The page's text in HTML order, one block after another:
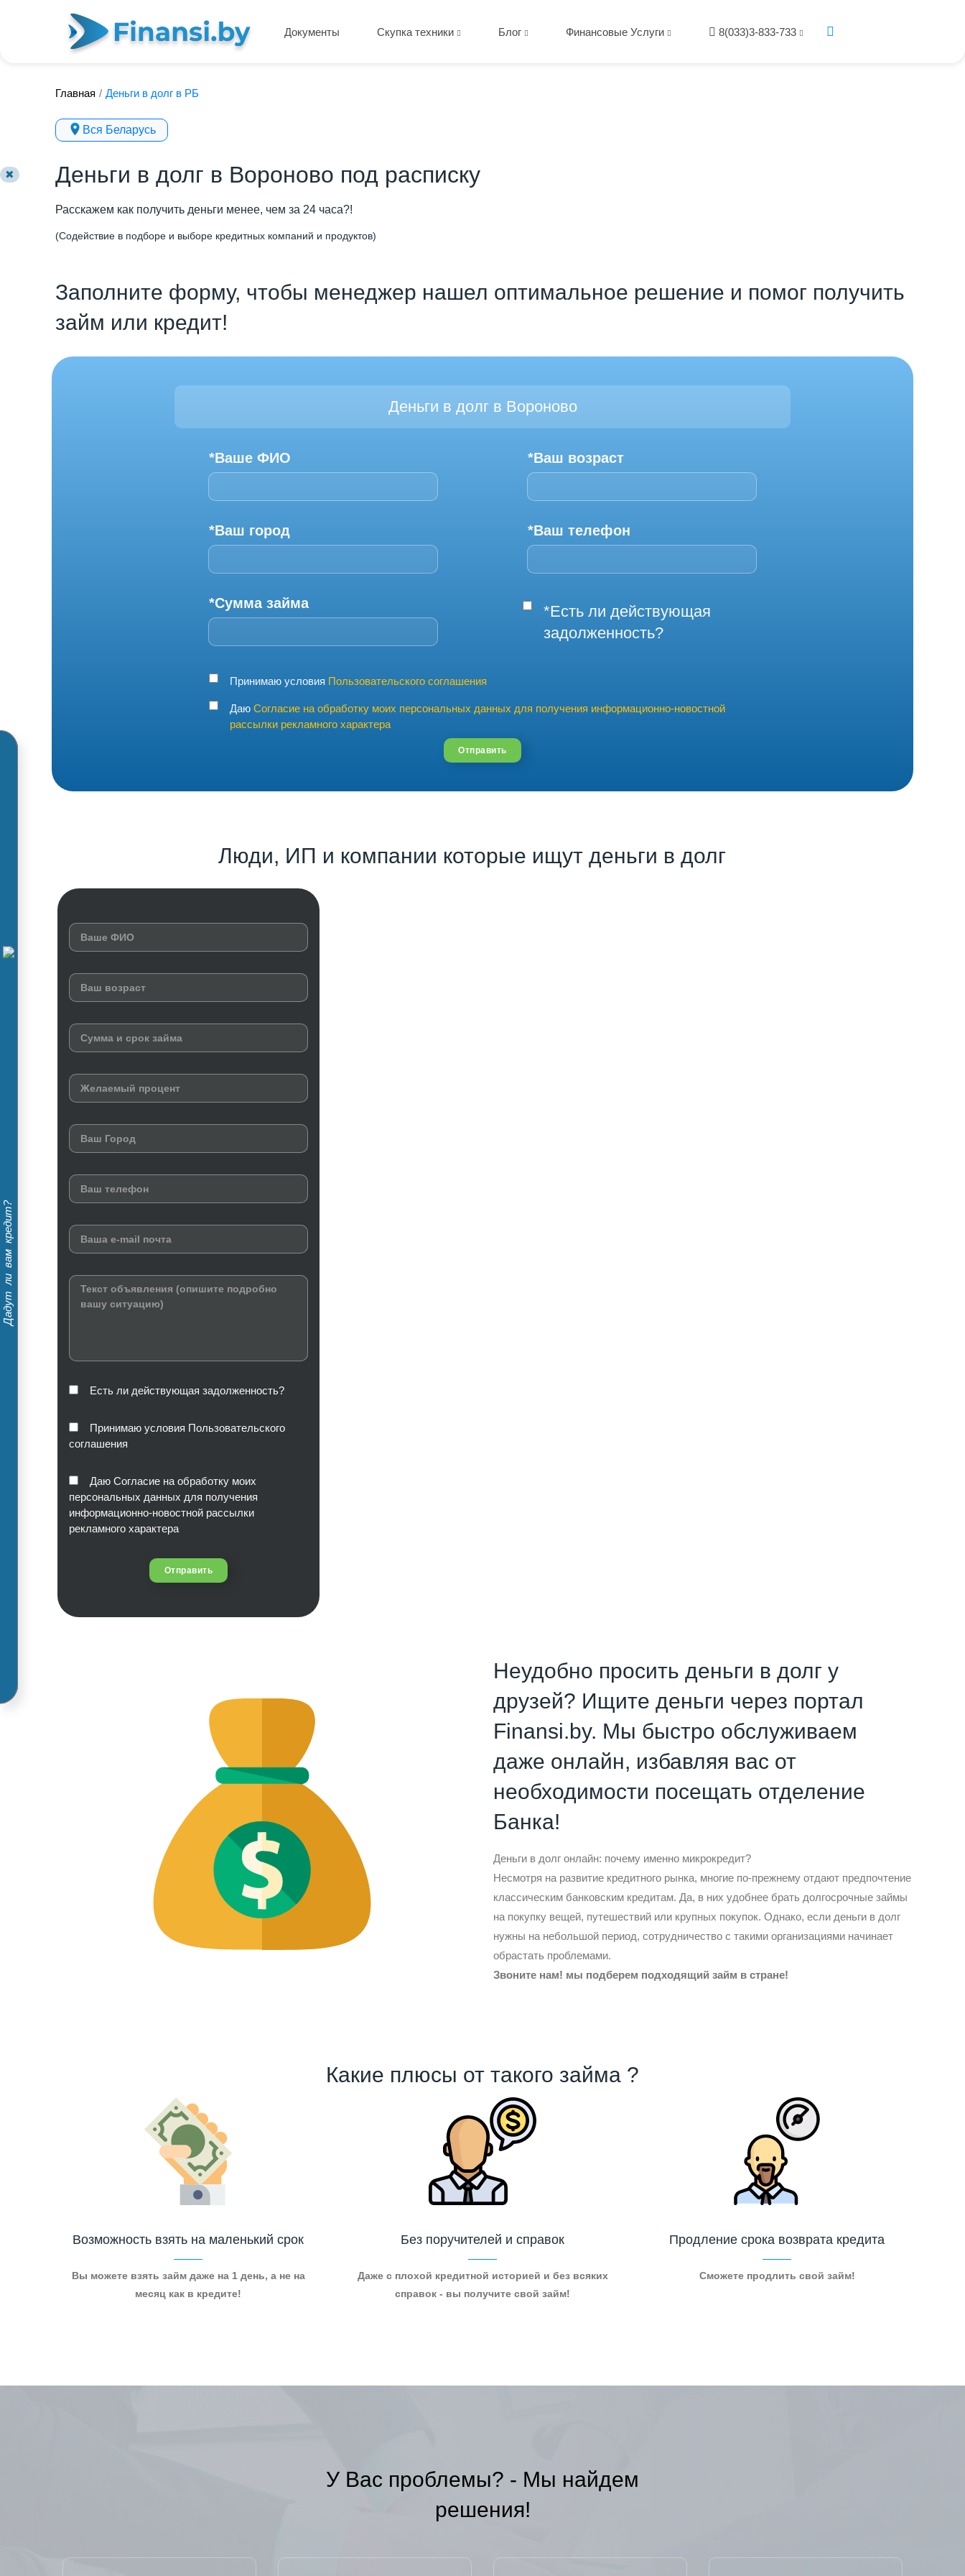
Документы Скупка техники Блог Финансовые Услуги 8(033)3-833-733
✖
Дадут ли вам кредит?
Главная / Деньги в долг в РБ
Вся Беларусь
Деньги в долг в Вороново под расписку
Расскажем как получить деньги менее, чем за 24 часа?!
(Содействие в подборе и выборе кредитных компаний и продуктов)
Заполните форму, чтобы менеджер нашел оптимальное решение и помог получить
займ или кредит!
Деньги в долг в Вороново
*Ваше ФИО *Ваш возраст
*Ваш город *Ваш телефон
*Сумма займа
*Есть ли действующая
задолженность?
Принимаю условия Пользовательского соглашения
Даю Согласие на обработку моих персональных данных для получения информационно-новостной
рассылки рекламного характера
Отправить
Люди, ИП и компании которые ищут деньги в долг
Есть ли действующая задолженность?
Принимаю условия Пользовательского
соглашения
Даю Согласие на обработку моих
персональных данных для получения
информационно-новостной рассылки
рекламного характера
Отправить
Неудобно просить деньги в долг у
друзей? Ищите деньги через портал
Finansi.by. Мы быстро обслуживаем
даже онлайн, избавляя вас от
необходимости посещать отделение
Банка!
Деньги в долг онлайн: почему именно микрокредит?
Несмотря на развитие кредитного рынка, многие по-прежнему отдают предпочтение
классическим банковским кредитам. Да, в них удобнее брать долгосрочные займы
на покупку вещей, путешествий или крупных покупок. Однако, если деньги в долг
нужны на небольшой период, сотрудничество с такими организациями начинает
обрастать проблемами.
Звоните нам! мы подберем подходящий займ в стране!
Какие плюсы от такого займа ?
Возможность взять на маленький срок
Вы можете взять займ даже на 1 день, а не на
месяц как в кредите!
Без поручителей и справок
Даже с плохой кредитной историей и без всяких
справок - вы получите свой займ!
Продление срока возврата кредита
Сможете продлить свой займ!
У Вас проблемы? - Мы найдем
решения!